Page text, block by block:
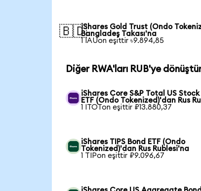
🇧🇩iShares Gold Trust (Ondo
Bangladeş Takası'na
1 IAUon eşittir ৳9.894,85
Diğer RWA'ları RUB'ye
iShares Core S&P Total US
ETF (Ondo Tokenized)'dan Rus
1 ITOTon eşittir ₽13.880,37
iShares TIPS Bond ETF (Ondo
Tokenized)'dan Rus Rublesi'na
1 TIPon eşittir ₽9.096,67